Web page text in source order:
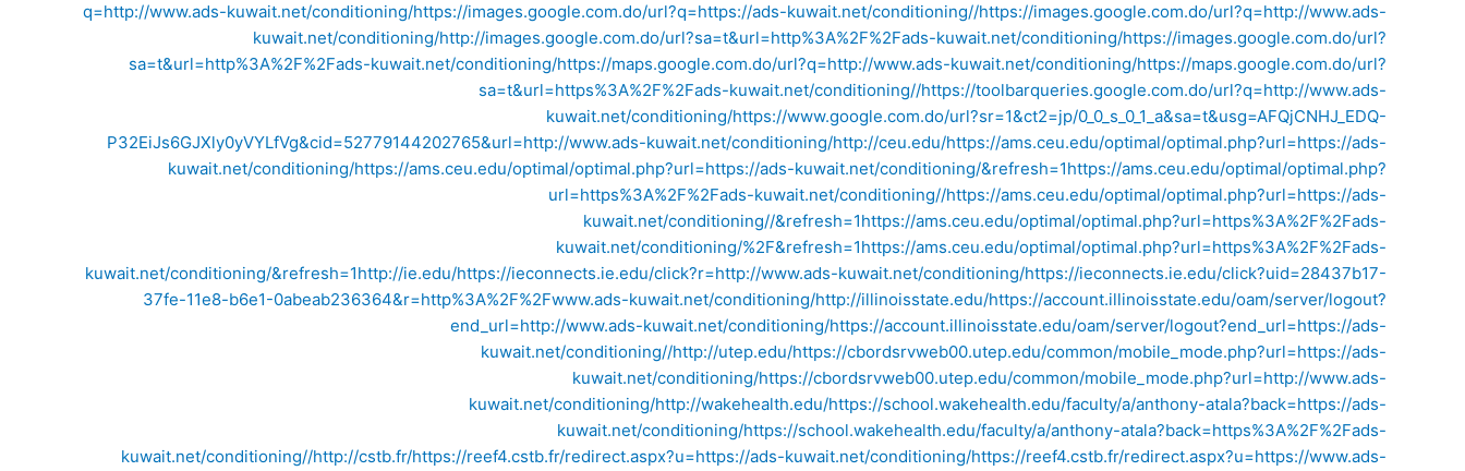
q=http://www.ads-kuwait.net/conditioning/https://images.google.com.do/url?q=https://ads-kuwait.net/conditioning//https://images.google.com.do/url?q=http://www.ads-
kuwait.net/conditioning/http://images.google.com.do/url?sa=t&url=http%3A%2F%2Fads-kuwait.net/conditioning/https://images.google.com.do/url?
sa=t&url=http%3A%2F%2Fads-kuwait.net/conditioning/https://maps.google.com.do/url?q=http://www.ads-kuwait.net/conditioning/https://maps.google.com.do/url?
sa=t&url=https%3A%2F%2Fads-kuwait.net/conditioning//https://toolbarqueries.google.com.do/url?q=http://www.ads-
kuwait.net/conditioning/https://www.google.com.do/url?sr=1&ct2=jp/0_0_s_0_1_a&sa=t&usg=AFQjCNHJ_EDQ-
P32EiJs6GJXly0yVYLfVg&cid=52779144202765&url=http://www.ads-kuwait.net/conditioning/http://ceu.edu/https://ams.ceu.edu/optimal/optimal.php?url=https://ads-
kuwait.net/conditioning/https://ams.ceu.edu/optimal/optimal.php?url=https://ads-kuwait.net/conditioning/&refresh=1https://ams.ceu.edu/optimal/optimal.php?
url=https%3A%2F%2Fads-kuwait.net/conditioning//https://ams.ceu.edu/optimal/optimal.php?url=https://ads-
kuwait.net/conditioning//&refresh=1https://ams.ceu.edu/optimal/optimal.php?url=https%3A%2F%2Fads-
kuwait.net/conditioning/%2F&refresh=1https://ams.ceu.edu/optimal/optimal.php?url=https%3A%2F%2Fads-
kuwait.net/conditioning/&refresh=1http://ie.edu/https://ieconnects.ie.edu/click?r=http://www.ads-kuwait.net/conditioning/https://ieconnects.ie.edu/click?uid=28437b17-
37fe-11e8-b6e1-0abeab236364&r=http%3A%2F%2Fwww.ads-kuwait.net/conditioning/http://illinoisstate.edu/https://account.illinoisstate.edu/oam/server/logout?
end_url=http://www.ads-kuwait.net/conditioning/https://account.illinoisstate.edu/oam/server/logout?end_url=https://ads-
kuwait.net/conditioning//http://utep.edu/https://cbordsrvweb00.utep.edu/common/mobile_mode.php?url=https://ads-
kuwait.net/conditioning/https://cbordsrvweb00.utep.edu/common/mobile_mode.php?url=http://www.ads-
kuwait.net/conditioning/http://wakehealth.edu/https://school.wakehealth.edu/faculty/a/anthony-atala?back=https://ads-
kuwait.net/conditioning/https://school.wakehealth.edu/faculty/a/anthony-atala?back=https%3A%2F%2Fads-
kuwait.net/conditioning//http://cstb.fr/https://reef4.cstb.fr/redirect.aspx?u=https://ads-kuwait.net/conditioning/https://reef4.cstb.fr/redirect.aspx?u=https://www.ads-